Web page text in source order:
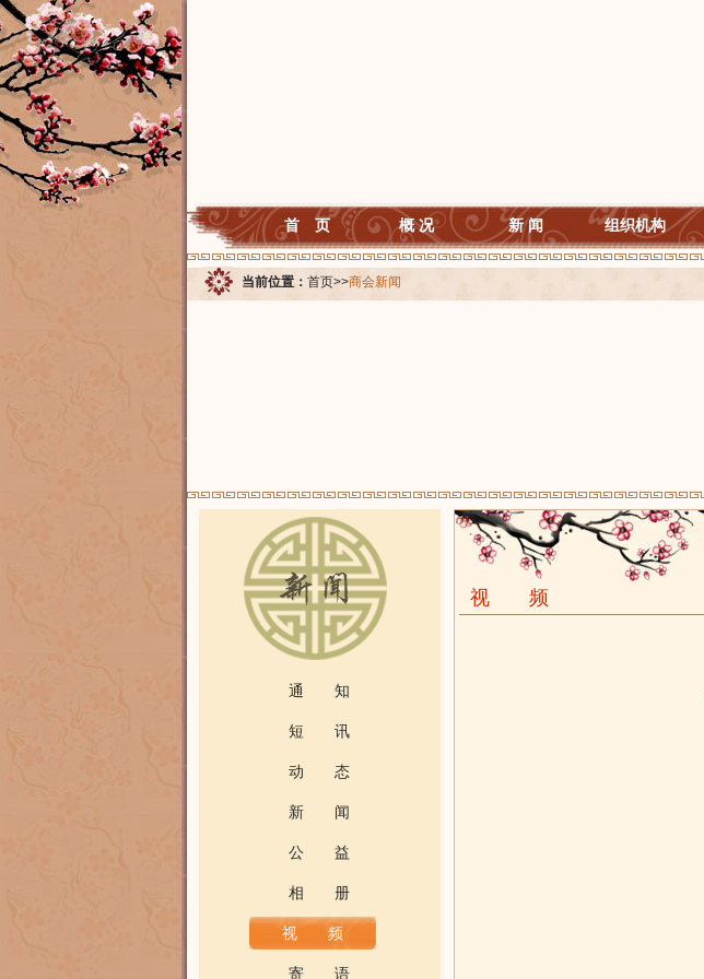
首 页 概 况 新 闻 组织机构
当前位置： 首页>>商会新闻
通 知
短 讯
动 态
新 闻
公 益
相 册
视 频
寄 语
视 频